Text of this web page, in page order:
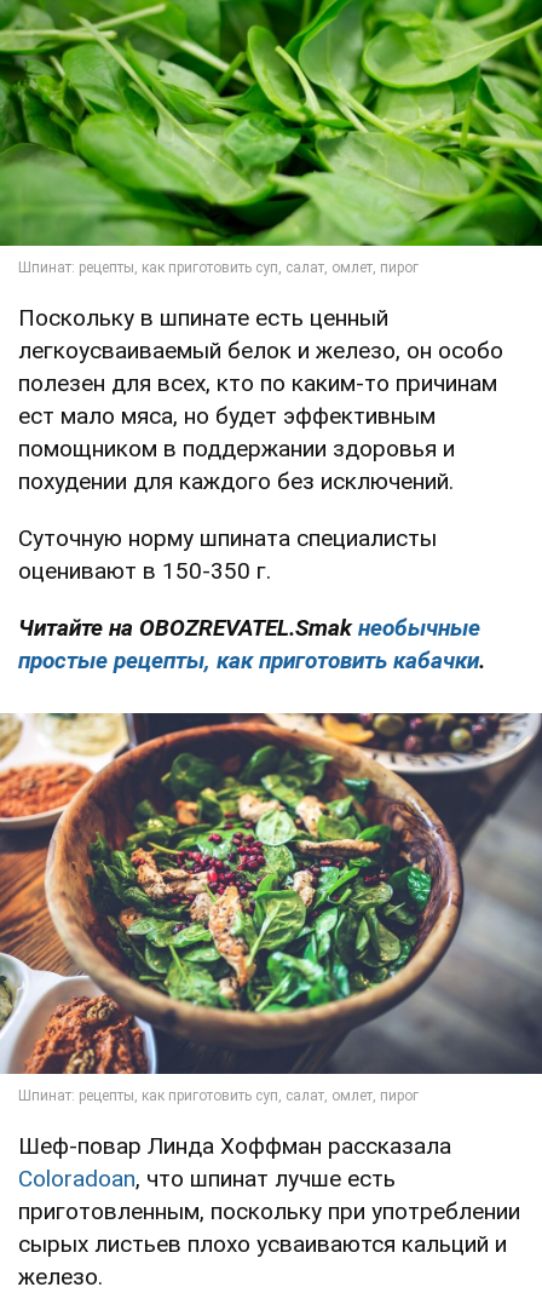
Поскольку в шпинате есть ценный
легкоусваиваемый белок и железо, он особо
полезен для всех, кто по каким-то причинам
ест мало мяса, но будет эффективным
помощником в поддержании здоровья и
похудении для каждого без исключений.
Суточную норму шпината специалисты
оценивают в 150-350 г.
Читайте на OBOZREVATEL.Smakнеобычные
простые рецепты, как приготовить кабачки.
Шеф-повар Линда Хоффман рассказала
Coloradoan, что шпинат лучше есть
приготовленным, поскольку при употреблении
сырых листьев плохо усваиваются кальций и
железо.